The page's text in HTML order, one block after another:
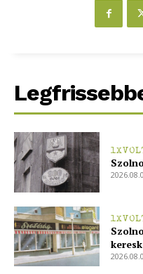
Kapcsolat
Adatkezelési